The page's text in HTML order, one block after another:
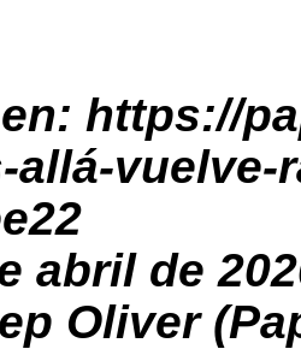
https://
allá-
abril de
Oliver